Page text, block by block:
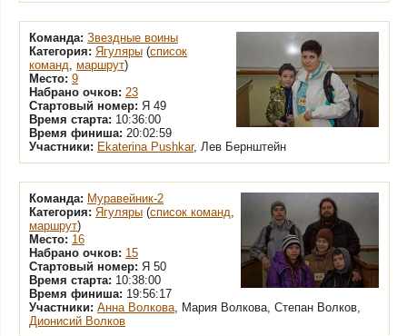
Команда: Звездные воины
Категория: Ягуляры (список
команд, маршрут)
Место: 9
Набрано очков: 23
Стартовый номер: Я 49
Время старта: 10:36:00
Время финиша: 20:02:59
Участники: Ekaterina Pushkar, Лев Бернштейн
Команда: Муравейник-2
Категория: Ягуляры (список команд,
маршрут)
Место: 16
Набрано очков: 15
Стартовый номер: Я 50
Время старта: 10:38:00
Время финиша: 19:56:17
Участники: Анна Волкова, Мария Волкова, Степан Волков,
Дионисий Волков